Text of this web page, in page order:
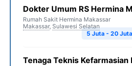
Dokter Umum RS Hermina
Rumah Sakit Hermina Makassar
Makassar, Sulawesi Selatan
5 Juta - 20 Juta
Tenaga Teknis Kefarmasian